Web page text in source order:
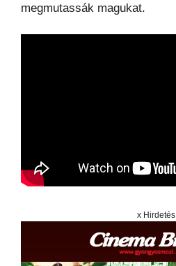
megmutassák magukat.
x Hirdetés